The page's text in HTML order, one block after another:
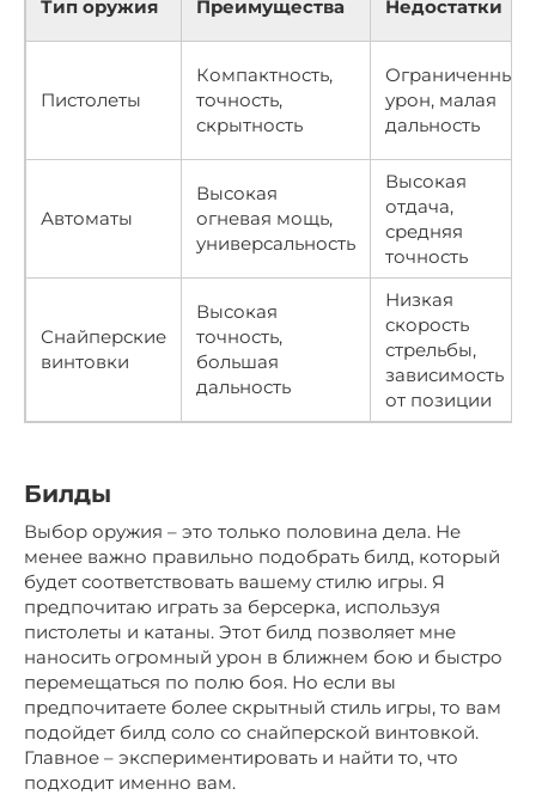
Тип оружия Преимущества Недостатки
Пистолеты
Компактность,
точность,
скрытность
Ограниченный
урон, малая
дальность
Автоматы
Высокая
огневая мощь,
универсальность
Высокая
отдача,
средняя
точность
Снайперские
винтовки
Высокая
точность,
большая
дальность
Низкая
скорость
стрельбы,
зависимость
от позиции
Билды
Выбор оружия – это только половина дела. Не
менее важно правильно подобрать билд, который
будет соответствовать вашему стилю игры. Я
предпочитаю играть за берсерка, используя
пистолеты и катаны. Этот билд позволяет мне
наносить огромный урон в ближнем бою и быстро
перемещаться по полю боя. Но если вы
предпочитаете более скрытный стиль игры, то вам
подойдет билд соло со снайперской винтовкой.
Главное – экспериментировать и найти то, что
подходит именно вам.